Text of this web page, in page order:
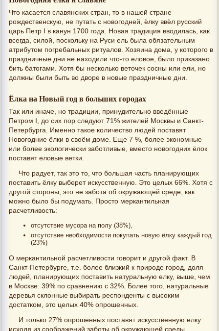
Что касается славянских стран, то в нашей стране
рождественскую, не путать с новогодней, ёлку ввёл русский
царь Петр I в канун 1700 года. Новая традиция вводилась, как
всегда, силой, поскольку на Руси ель была обязательным
атрибутом погребальных ритуалов. Хозяина дома, у которого в
праздничные дни не находили что-то еловое, было приказано
бить батогами. Хотя бы несколько веточек сосны или ели, но
должны были быть во дворе в новые праздничные дни.
Ёлка на Новый год в больших городах
Так или иначе, но традиции, принудительно введённые
Петром I, до сих пор следуют 71% жителей Москвы и Санкт-
Петербурга. Именно такое количество людей поставят
Новогодние ёлки в своём доме. Еще 7 %, более экономные
или более экологически заботливые, вместо новогодних ёлок
поставят еловые ветки.
Что радует, так это то, что большая часть планирующих
поставить ёлку выберет искусственную. Это целых 66%. Хотя с
другой стороны, это не забота об окружающей среде, как
можно было бы подумать. Просто меркантильная
расчетливость:
отсутствие мусора на полу (38%),
отсутствие необходимости покупать новую ёлку каждый год
(23%)
О меркантильной расчетливости говорит и другой факт. В
Санкт-Петербурге, т.е. более близкий к природе город, доля
людей, планирующих поставить натуральную елку, выше, чем
в Москве: 39% по сравнению с 32%. Более того, натуральные
деревья склонные выбирать респонденты с высоким
достатком, это целых 40% опрошенных.
И только 27% опрошенных поставят искусственную елку
исходя из соображений заботы об окружающей среды.